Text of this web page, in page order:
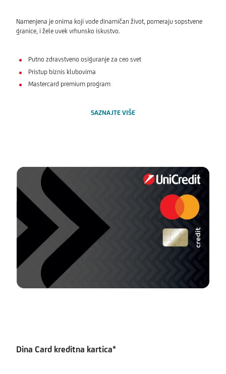
Namenjena je onima koji vode dinamičan život, pomeraju sopstvene
granice, i žele uvek vrhunsko iskustvo.
Putno zdravstveno osiguranje za ceo svet
Pristup biznis klubovima
Mastercard premium program
SAZNAJTE VIŠE
Dina Card kreditna kartica*